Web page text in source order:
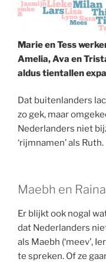
Marie en Tess
Amelia, Ava en
aldus tientallen
Dat buitenlanders
zo gek, maar
Nederlanders niet
‘rijmnamen’ als Ruth.
Maebh en Raina
Er blijkt ook nogal
dat Nederlanders
als Maebh (‘meev’,
te spreken. Of ze